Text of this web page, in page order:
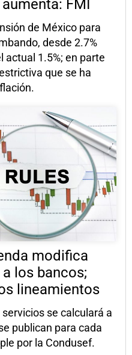
FMI
de México para
desde 2.7%
actual 1.5%; en parte
que se ha
modifica
los bancos;
lineamientos
se calculará a
publican para cada
por la Condusef.